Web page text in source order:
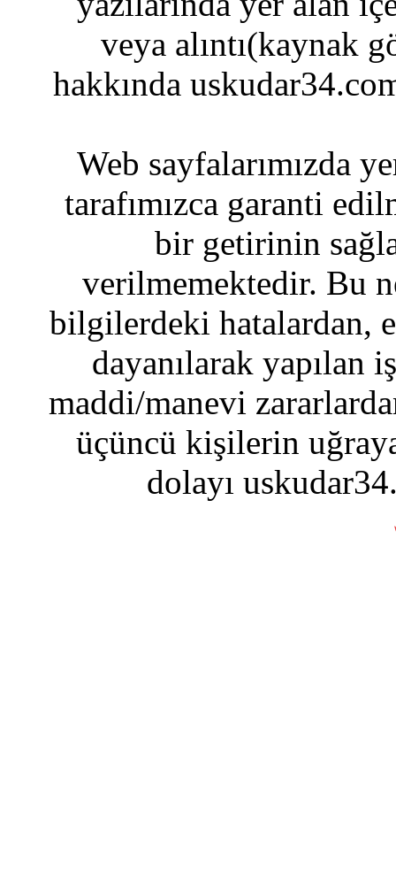
veya alıntı(kaynak
hakkında
Web sayfalarımızda
tarafımızca garanti
bir getirinin
verilmemektedir. Bu
bilgilerdeki hatalardan,
dayanılarak yapılan
maddi/manevi
üçüncü kişilerin
dolayı